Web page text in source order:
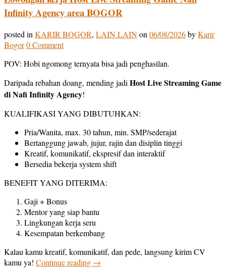
Infinity Agency area BOGOR
posted in KARIR BOGOR, LAIN LAINon 06/08/2026byKarir
Bogor0 Comment
POV: Hobi ngomong ternyata bisa jadi penghasilan.
Daripada rebahan doang, mending jadi Host Live Streaming Game
di Nafi Infinity Agency!
KUALIFIKASI YANG DIBUTUHKAN:
Pria/Wanita, max. 30 tahun, min. SMP/sederajat
Bertanggung jawab, jujur, rajin dan disiplin tinggi
Kreatif, komunikatif, ekspresif dan interaktif
Bersedia bekerja system shift
BENEFIT YANG DITERIMA:
Gaji + Bonus
Mentor yang siap bantu
Lingkungan kerja seru
Kesempatan berkembang
Kalau kamu kreatif, komunikatif, dan pede, langsung kirim CV
kamu ya! Continue reading →